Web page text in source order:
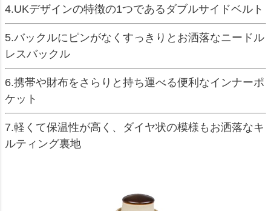
4.UKデザインの特徴の1つであるダブルサイドベルト
5.バックルにピンがなくすっきりとお洒落なニードル
レスバックル
6.携帯や財布をさらりと持ち運べる便利なインナーポ
ケット
7.軽くて保温性が高く、ダイヤ状の模様もお洒落なキ
ルティング裏地